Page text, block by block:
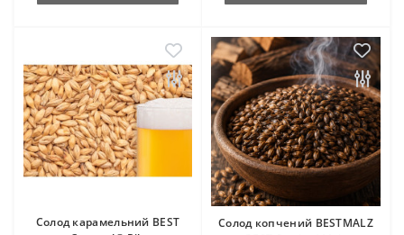
Солод карамельний BEST
Солод копчений BESTMALZ